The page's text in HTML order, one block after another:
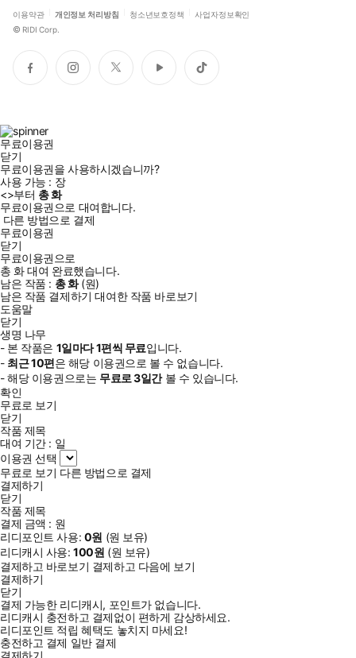
이용약관 개인정보 처리방침 청소년보호정책 사업자정보확인
© RIDI Corp.
페
이
인
스
트
위
유
튜
틱
톡
무료이용권
닫기
무료이용권을 사용하시겠습니까?
사용 가능 : 장
<>부터 총화
무료이용권으로 대여합니다.
다른 방법으로 결제
무료이용권
닫기
무료이용권으로
총 화대여 완료했습니다.
남은 작품 : 총화(원)
남은 작품 결제하기 대여한 작품 바로보기
도움말
닫기
생명 나무
- 본 작품은 1일마다1편씩 무료입니다.
- 최근10편은 해당 이용권으로 볼 수 없습니다.
- 해당 이용권으로는 무료로3일간볼 수 있습니다.
확인
무료로 보기
닫기
작품 제목
대여 기간 : 일
이용권 선택
무료로 보기 다른 방법으로 결제
결제하기
닫기
작품 제목
결제 금액 : 원
리디포인트 사용: 0원 (원 보유)
리디캐시 사용:100원 (원 보유)
결제하고 바로보기 결제하고 다음에 보기
결제하기
닫기
결제 가능한 리디캐시, 포인트가 없습니다.
리디캐시 충전하고 결제없이 편하게 감상하세요.
리디포인트 적립 혜택도 놓치지 마세요!
충전하고 결제 일반 결제
결제하기